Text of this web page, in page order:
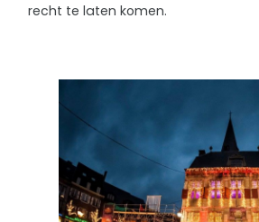
recht te laten komen.